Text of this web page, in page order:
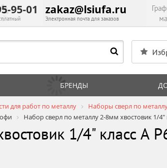
95-01 zakaz@lsiufa.ru
Электронная почта для заказов
БРЕНДЫ
для работ по металлу
Наборы сверл по
Набор сверл по металлу 2-8мм хвостовик 1/
1/4" класс